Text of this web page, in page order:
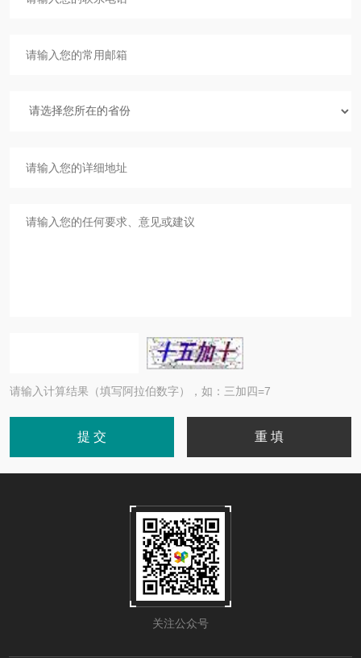
请输入计算结果（填写阿拉伯数字），如：三加四=7
关注公众号